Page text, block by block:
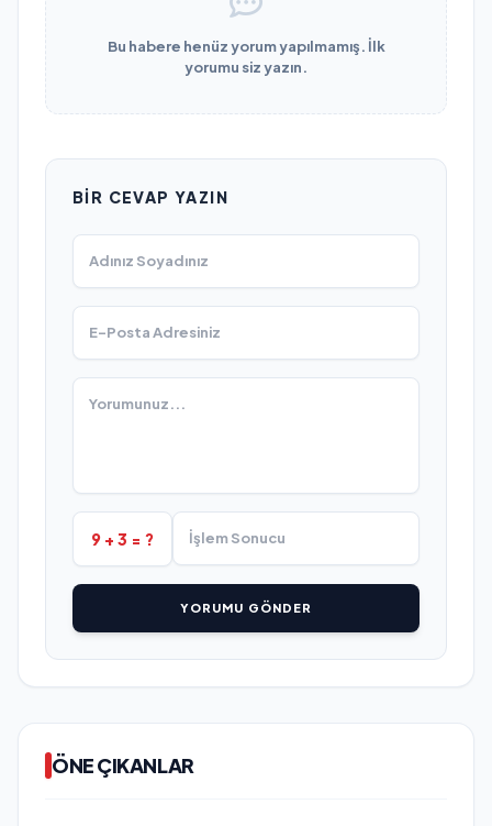
Bu habere henüz yorum yapılmamış. İlk
yorumu siz yazın.
BIR CEVAP YAZIN
9 + 3 = ?
YORUMU GÖNDER
ÖNE ÇIKANLAR